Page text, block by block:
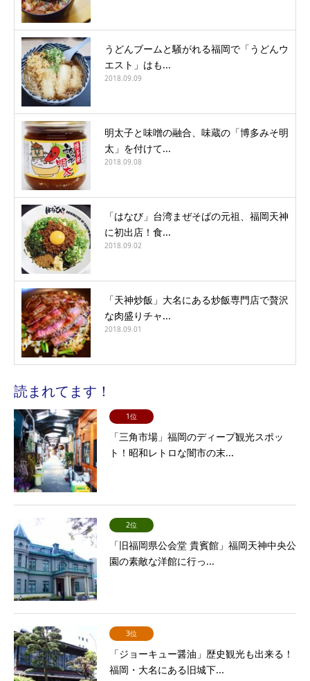
うどんブームと騒がれる福岡で「うどんウ
エスト」はも...
2018.09.09
明太子と味噌の融合、味蔵の「博多みそ明
太」を付けて...
2018.09.08
「はなび」台湾まぜそばの元祖、福岡天神
に初出店！食...
2018.09.02
「天神炒飯」大名にある炒飯専門店で贅沢
な肉盛りチャ...
2018.09.01
読まれてます！
1位
「三角市場」福岡のディープ観光スポッ
ト！昭和レトロな闇市の末...
2位
「旧福岡県公会堂 貴賓館」福岡天神中央公
園の素敵な洋館に行っ...
3位
「ジョーキュー醤油」歴史観光も出来る！
福岡・大名にある旧城下...